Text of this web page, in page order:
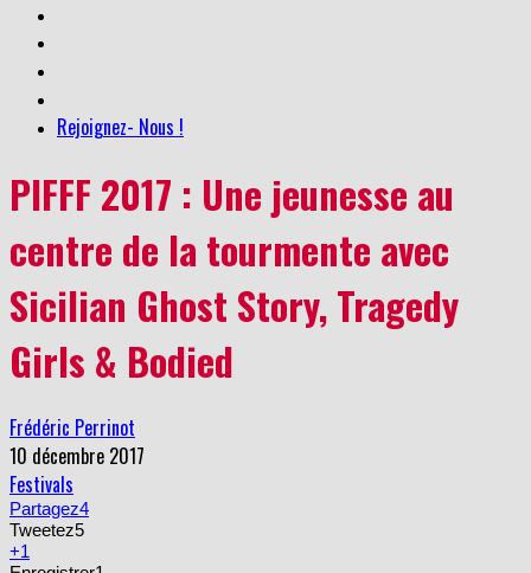
Rejoignez- Nous !
PIFFF 2017 : Une jeunesse au
centre de la tourmente avec
Sicilian Ghost Story, Tragedy
Girls & Bodied
Frédéric Perrinot
10 décembre 2017
Festivals
Partagez4
Tweetez5
+1